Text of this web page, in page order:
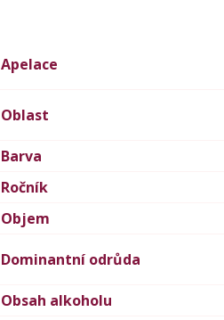
Apelace
Oblast
Barva
Ročník
Objem
Dominantní odrůda
Obsah alkoholu